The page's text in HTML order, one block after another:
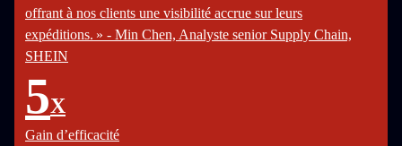
offrant à nos clients une visibilité accrue sur leurs
expéditions. » - Min Chen, Analyste senior Supply Chain,
SHEIN
5X
Gain d’efficacité